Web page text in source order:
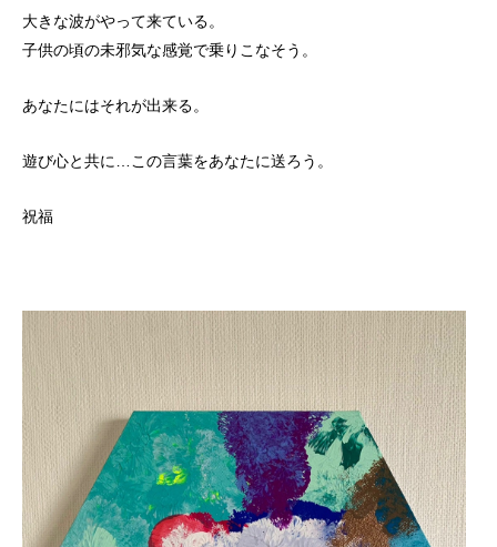
大きな波がやって来ている。
子供の頃の未邪気な感覚で乗りこなそう。
あなたにはそれが出来る。
遊び心と共に…この言葉をあなたに送ろう。
祝福